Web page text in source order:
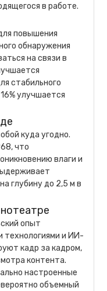
в работе.
повышения
обнаружения
на связи в
стабильного
улучшается
куда угодно.
что
влаги и
глубину до 2,5 м в
опыт
технологиями и ИИ-
кадр за кадром,
контента.
настроенные
объемный